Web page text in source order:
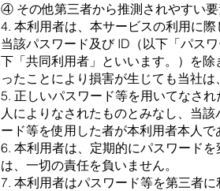
④ その他第三者から推測されやすい
4. 本利⽤者は、本サービスの利⽤に
当該パスワード及び ID（以下「パス
下「共同利⽤者」といいます。）を
ったことにより損害が⽣じても当社は
5. 正しいパスワード等を⽤いてなさ
⼈によりなされたものとみなし、当
ード等を使⽤した者が本利⽤者本⼈
6. 本利⽤者は、定期的にパスワード
は、⼀切の責任を負いません。
7. 本利⽤者はパスワード等を第三者